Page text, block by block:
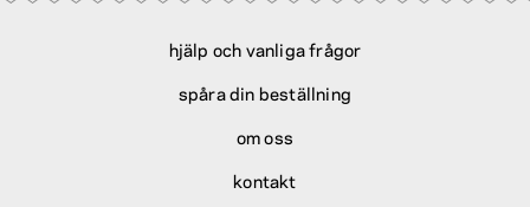
hjälp och vanliga frågor
spåra din beställning
om oss
kontakt